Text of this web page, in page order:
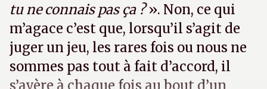
tu ne connais pas ça ?». Non, ce qui
m’agace c’est que, lorsqu’il s’agit de
juger un jeu, les rares fois ou nous ne
sommes pas tout à fait d’accord, il
s’avère à chaque fois au bout d’un